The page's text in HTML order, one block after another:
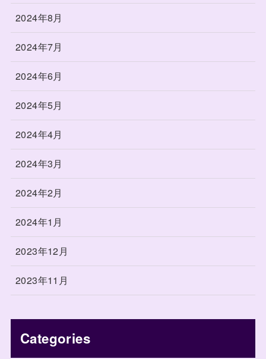
2024年8月
2024年7月
2024年6月
2024年5月
2024年4月
2024年3月
2024年2月
2024年1月
2023年12月
2023年11月
Categories